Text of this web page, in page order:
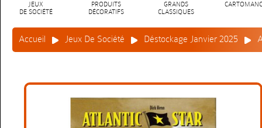
JEUX
DE SOCIÉTÉ
PRODUITS
DÉCORATIFS
GRANDS
CLASSIQUES
Accueil Jeux De Société Déstockage Janvier 2025